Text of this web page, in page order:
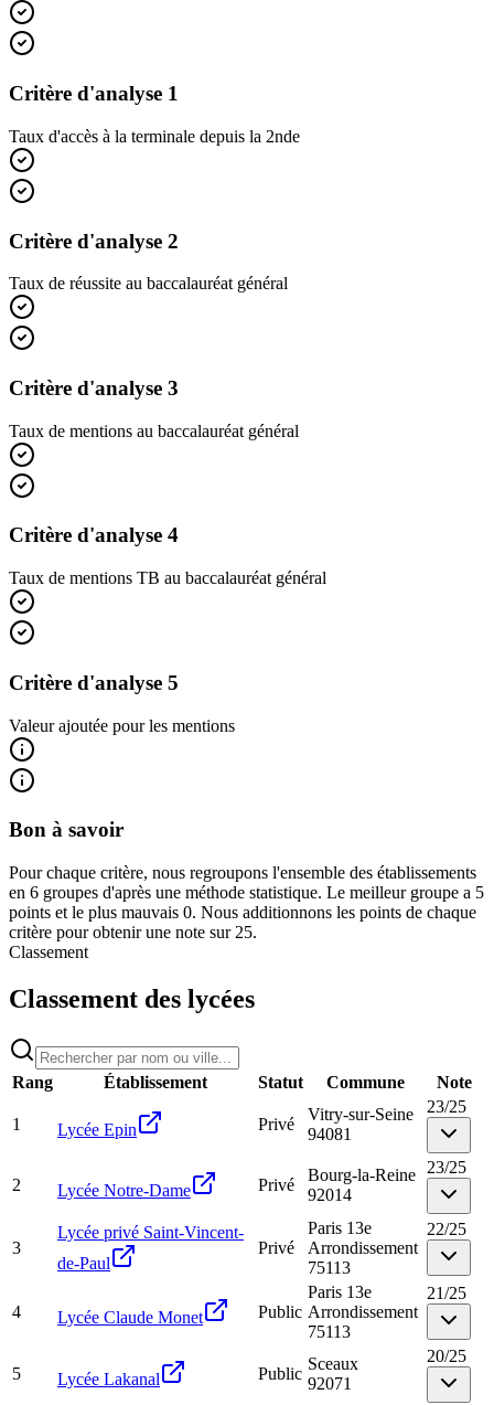
Critère d'analyse 1
Taux d'accès à la terminale depuis la 2nde
Critère d'analyse 2
Taux de réussite au baccalauréat général
Critère d'analyse 3
Taux de mentions au baccalauréat général
Critère d'analyse 4
Taux de mentions TB au baccalauréat général
Critère d'analyse 5
Valeur ajoutée pour les mentions
Bon à savoir
Pour chaque critère, nous regroupons l'ensemble des établissements
en 6 groupes d'après une méthode statistique. Le meilleur groupe a 5
points et le plus mauvais 0. Nous additionnons les points de chaque
critère pour obtenir une note sur 25.
Classement
Classement des lycées
Rang Établissement Statut Commune Note
1 Lycée Epin Privé
Vitry-sur-Seine
94081
23/25
2 Lycée Notre-Dame Privé
Bourg-la-Reine
92014
23/25
3
Lycée privé Saint-Vincent-
de-Paul
Privé
Paris 13e
Arrondissement
75113
22/25
4 Lycée Claude Monet Public
Paris 13e
Arrondissement
75113
21/25
5 Lycée Lakanal Public
Sceaux
92071
20/25